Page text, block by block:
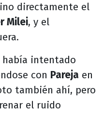
directamente el
Milei, y el
había intentado
con Pareja en
también ahí, pero
el ruido